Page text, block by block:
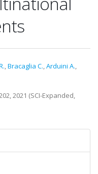
,Bracaglia C.,Arduini A.,
2021 (SCI-Expanded,